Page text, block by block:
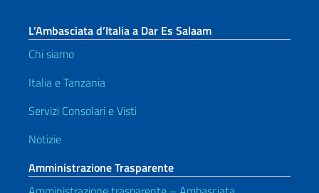
L’Ambasciata d’Italia a Dar Es Salaam
Chi siamo
Italia e Tanzania
Servizi Consolari e Visti
Notizie
Amministrazione Trasparente